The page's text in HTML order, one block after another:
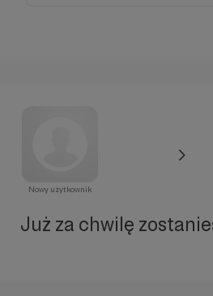
Nowy użytkownik
Już za chwilę